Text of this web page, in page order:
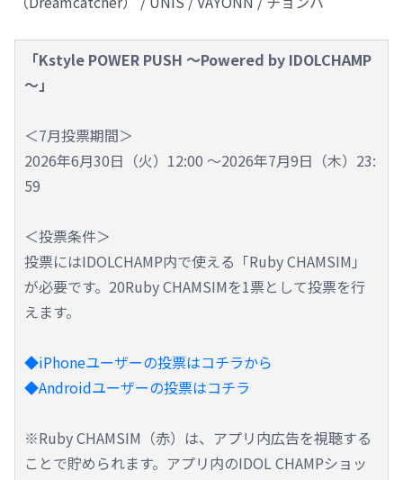
「Kstyle POWER PUSH ～Powered by IDOLCHAMP
～」
＜7月投票期間＞
2026年6月30日（火）12:00 ～2026年7月9日（木）23:
59
＜投票条件＞
投票にはIDOLCHAMP内で使える「Ruby CHAMSIM」
が必要です。20Ruby CHAMSIMを1票として投票を行
えます。
◆iPhoneユーザーの投票はコチラから
◆Androidユーザーの投票はコチラ
※Ruby CHAMSIM（赤）は、アプリ内広告を視聴する
ことで貯められます。アプリ内のIDOL CHAMPショッ